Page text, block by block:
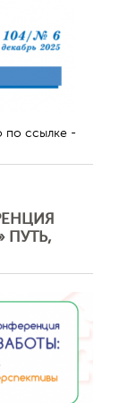
по ссылке -
ПУТЬ,